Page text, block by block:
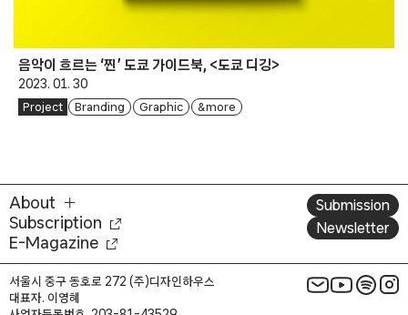
음악이 흐르는 ‘찐’ 도쿄 가이드북, <도쿄 디깅>
2023. 01. 30
Project Branding Graphic & more
About
Subscription
E-Magazine
Submission
Newsletter
서울시 중구 동호로 272 (주)디자인하우스
대표자. 이영혜